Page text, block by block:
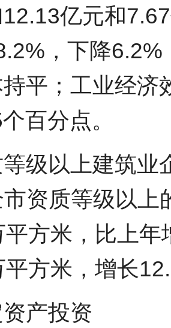
亿元和
，下降
平；工业经济
百分点。
级以上建筑业
资质等级以上
方米，比上
方米，增长
产投资